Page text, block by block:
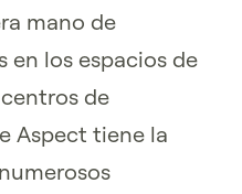
mano de
en los espacios de
de
Aspect tiene la